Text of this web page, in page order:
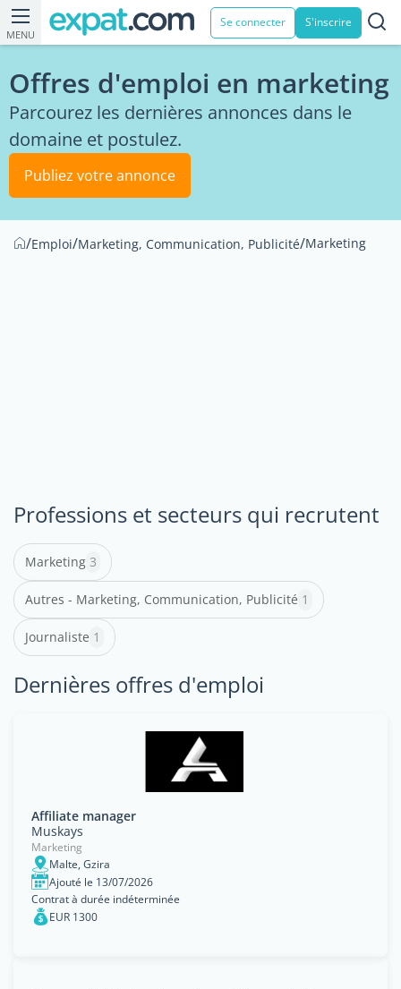
MENU
Se connecter S'inscrire
Offres d'emploi en marketing
Parcourez les dernières annonces dans le
domaine et postulez.
Publiez votre annonce
/Emploi/Marketing, Communication, Publicité/Marketing
Professions et secteurs qui recrutent
Marketing 3
Autres - Marketing, Communication, Publicité 1
Journaliste 1
Dernières offres d'emploi
Affiliate manager
Muskays
Marketing
Malte, Gzira
Ajouté le 13/07/2026
Contrat à durée indéterminée
EUR 1300